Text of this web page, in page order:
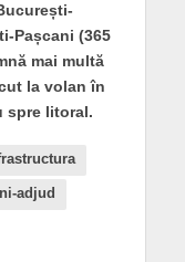
Pașcani (365
mai multă
la volan în
spre litoral.
adjud